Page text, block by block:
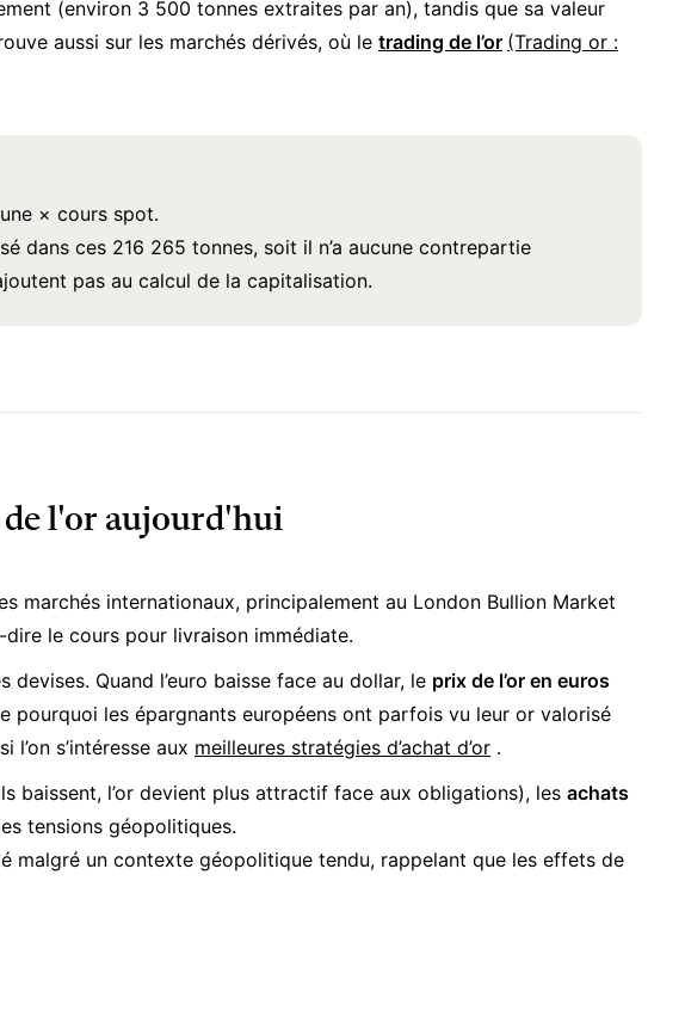
(environ 3 500 tonnes extraites par an), tandis que sa valeur
aussi sur les marchés dérivés, où le trading de l’or (Trading or :
× cours spot.
dans ces 216 265 tonnes, soit il n’a aucune contrepartie
pas au calcul de la capitalisation.
de l'or aujourd'hui
marchés internationaux, principalement au London Bullion Market
dire le cours pour livraison immédiate.
Quand l’euro baisse face au dollar, le prix de l’or en euros
pourquoi les épargnants européens ont parfois vu leur or valorisé
s’intéresse aux meilleures stratégies d’achat d’or .
baissent, l’or devient plus attractif face aux obligations), les achats
tensions géopolitiques.
malgré un contexte géopolitique tendu, rappelant que les effets de